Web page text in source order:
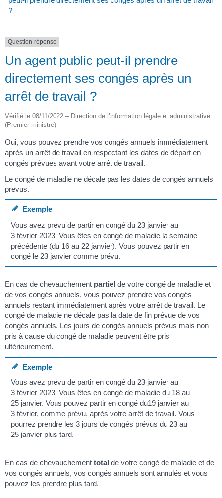
?
Question-réponse
Un agent public peut-il prendre
directement ses congés après un
arrêt de travail ?
Vérifié le 08/11/2022 – Direction de l’information légale et administrative
(Premier ministre)
Oui, vous pouvez prendre vos congés annuels immédiatement
après un arrêt de travail en respectant les dates de départ en
congés prévues avant votre arrêt de travail.
Le congé de maladie ne décale pas les dates de congés annuels
prévus.
Exemple
Vous avez prévu de partir en congé du 23 janvier au
3 février 2023. Vous êtes en congé de maladie la semaine
précédente (du 16 au 22 janvier). Vous pouvez partir en
congé le 23 janvier comme prévu.
En cas de chevauchement partiel de votre congé de maladie et
de vos congés annuels, vous pouvez prendre vos congés
annuels restant immédiatement après votre arrêt de travail. Le
congé de maladie ne décale pas la date de fin prévue de vos
congés annuels. Les jours de congés annuels prévus mais non
pris à cause du congé de maladie peuvent être pris
ultérieurement.
Exemple
Vous avez prévu de partir en congé du 23 janvier au
3 février 2023. Vous êtes en congé de maladie du 18 au
25 janvier. Vous pouvez partir en congé du19 janvier au
3 février, comme prévu, après votre arrêt de travail. Vous
pourrez prendre les 3 jours de congés prévus du 23 au
25 janvier plus tard.
En cas de chevauchement total de votre congé de maladie et de
vos congés annuels, vos congés annuels sont annulés et vous
pouvez les prendre plus tard.